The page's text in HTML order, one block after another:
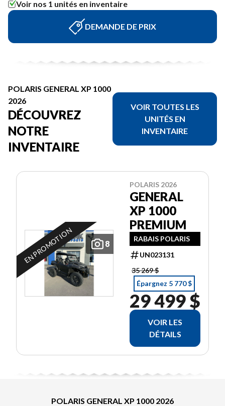
Voir nos 1 unités en inventaire
DEMANDE DE PRIX
POLARIS GENERAL XP 1000
2026
DÉCOUVREZ
NOTRE
INVENTAIRE
VOIR TOUTES LES
UNITÉS EN
INVENTAIRE
8
EN PROMOTION
POLARIS 2026
GENERAL
XP 1000
PREMIUM
RABAIS POLARIS
UN023131
35 269 $
Épargnez 5 770 $
29 499 $
VOIR LES
DÉTAILS
POLARIS GENERAL XP 1000 2026